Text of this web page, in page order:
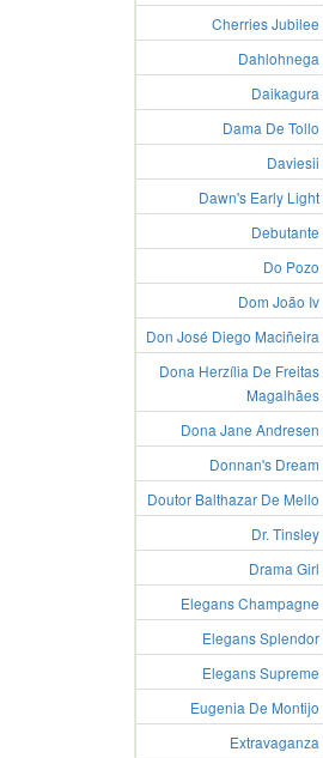
Cherries Jubilee
Dahlohnega
Daikagura
Dama De Tollo
Daviesii
Dawn's Early Light
Debutante
Do Pozo
Dom João Iv
Don José Diego Maciñeira
Dona Herzília De Freitas
Magalhães
Dona Jane Andresen
Donnan's Dream
Doutor Balthazar De Mello
Dr. Tinsley
Drama Girl
Elegans Champagne
Elegans Splendor
Elegans Supreme
Eugenia De Montijo
Extravaganza